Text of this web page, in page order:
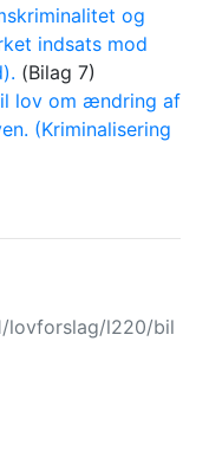
og
indsats mod
(Bilag 7)
lov om ændring af
(Kriminalisering
lovforslag/l220/bil